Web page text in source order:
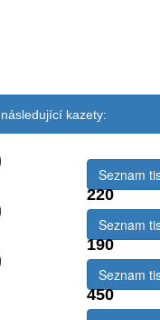
kazety:
220
Seznam
190
Seznam
450
Seznam